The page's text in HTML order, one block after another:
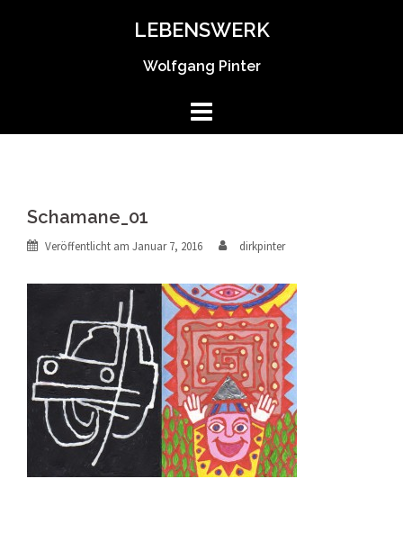
LEBENSWERK
Wolfgang Pinter
Schamane_01
Veröffentlicht am Januar 7, 2016 dirkpinter